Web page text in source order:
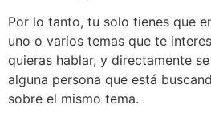
Por lo tanto, tu solo tienes que
uno o varios temas que te
quieras hablar, y directamente
alguna persona que está
sobre el mismo tema.